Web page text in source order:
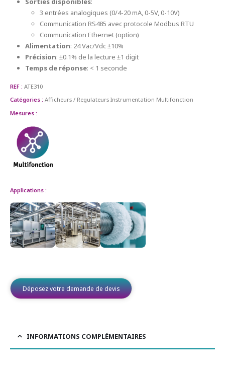
3 entrées analogiques (0/4-20 mA, 0-5V, 0-10V)
Communication RS485 avec protocole Modbus RTU
Communication Ethernet (option)
Alimentation: 24 Vac/Vdc ±10%
Précision: ±0.1% de la lecture ±1 digit
Temps de réponse: < 1 seconde
REF : ATE310
Catégories : Afficheurs / Regulateurs Instrumentation Multifonction
Mesures :
Applications :
Déposez votre demande de devis
INFORMATIONS COMPLÉMENTAIRES